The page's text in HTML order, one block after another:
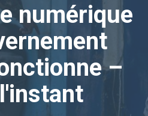
numérique
–